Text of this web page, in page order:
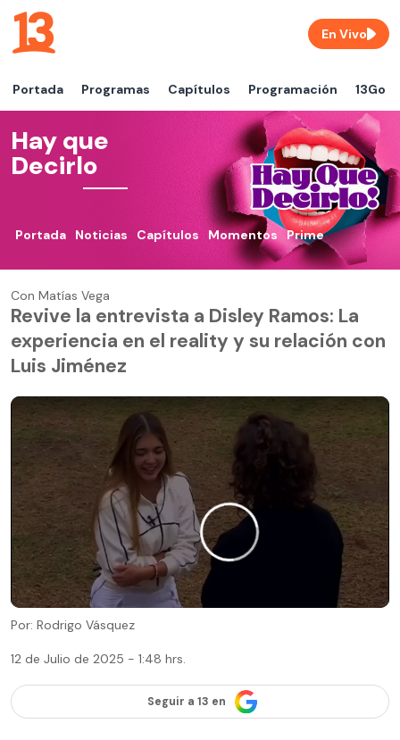
Portada Programas Capítulos Programación 13Go
En Vivo
Hay que
Decirlo
Portada Noticias Capítulos Momentos Prime
Con Matías Vega
Revive la entrevista a Disley Ramos: La
experiencia en el reality y su relación con
Luis Jiménez
Por: Rodrigo Vásquez
12 de Julio de 2025 - 1:48 hrs.
Seguir a 13 en